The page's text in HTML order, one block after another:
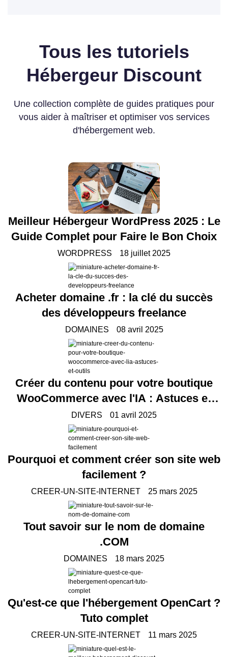
Tous les tutoriels
Hébergeur Discount
Une collection complète de guides pratiques pour
vous aider à maîtriser et optimiser vos services
d'hébergement web.
Meilleur Hébergeur WordPress 2025 : Le
Guide Complet pour Faire le Bon Choix
WORDPRESS 18 juillet 2025
Acheter domaine .fr : la clé du succès
des développeurs freelance
DOMAINES 08 avril 2025
Créer du contenu pour votre boutique
WooCommerce avec l'IA : Astuces et
outils
DIVERS 01 avril 2025
Pourquoi et comment créer son site web
facilement ?
CREER-UN-SITE-INTERNET 25 mars 2025
Tout savoir sur le nom de domaine
.COM
DOMAINES 18 mars 2025
Qu'est-ce que l'hébergement OpenCart ?
Tuto complet
CREER-UN-SITE-INTERNET 11 mars 2025